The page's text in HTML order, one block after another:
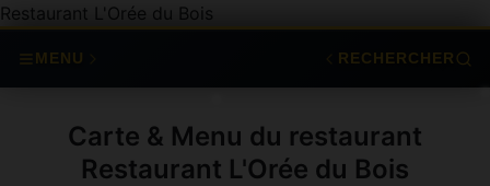
Restaurant L'Orée du Bois
MENU RECHERCHER
Carte & Menu du restaurant
Restaurant L'Orée du Bois